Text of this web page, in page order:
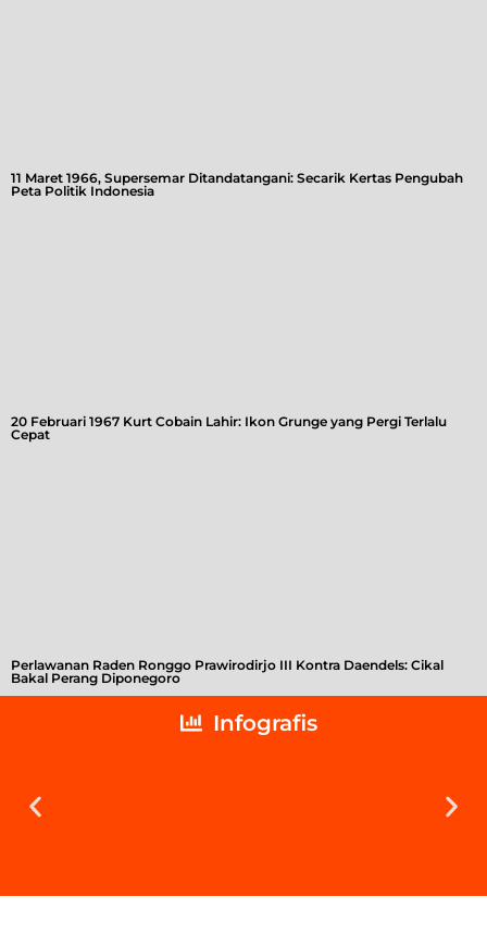
11 Maret 1966, Supersemar Ditandatangani: Secarik Kertas Pengubah
Peta Politik Indonesia
20 Februari 1967 Kurt Cobain Lahir: Ikon Grunge yang Pergi Terlalu
Cepat
Perlawanan Raden Ronggo Prawirodirjo III Kontra Daendels: Cikal
Bakal Perang Diponegoro
Infografis